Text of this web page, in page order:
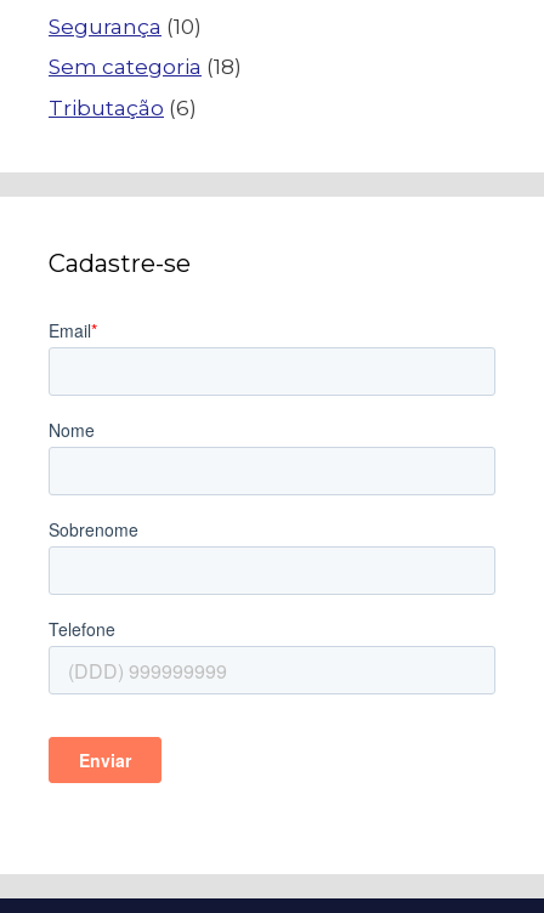
Segurança (10)
Sem categoria (18)
Tributação (6)
Cadastre-se